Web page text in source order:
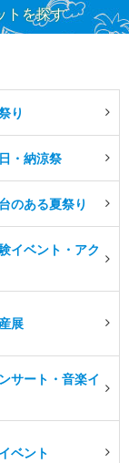
トを探す
り
・納涼祭
のある夏祭り
イベント・アク
展
サート・音楽イ
ベント